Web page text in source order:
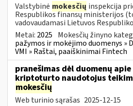
Valstybinė mokesčių inspekcija
Respublikos finansų ministerijos
vadovaudamasi Lietuvos
Metai: 2025 Mokesčių žinyno
pažymos ir mokėjimo duomenys »
VMI » Raštai, paaiškinimai Fintech
pranešimas dėl duomenų
kriptoturto naudotojus
mokesčių
Web turinio sąrašas 2025-12-15